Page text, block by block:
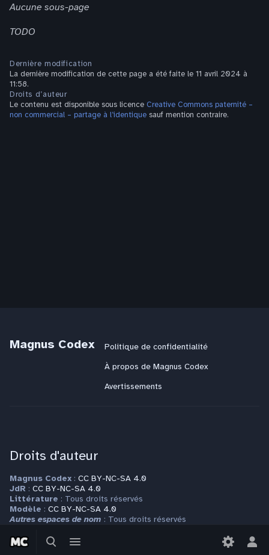
BasculerBasculer
le
Aucune sous-page
TODO
Dernière modification
La dernière modification de cette page a été faite le 11 avril 2024 à
11:58.
Droits d’auteur
Le contenu est disponible sous licence Creative Commons paternité –
non commercial – partage à l’identique sauf mention contraire.
Magnus Codex
Politique de confidentialité
À propos de Magnus Codex
Avertissements
Droits d'auteur
Magnus Codex : CC BY-NC-SA 4.0
JdR : CC BY-NC-SA 4.0
Littérature : Tous droits réservés
Modèle : CC BY-NC-SA 4.0
Autres espaces de nom : Tous droits réservés
Plus d'informations sur la page